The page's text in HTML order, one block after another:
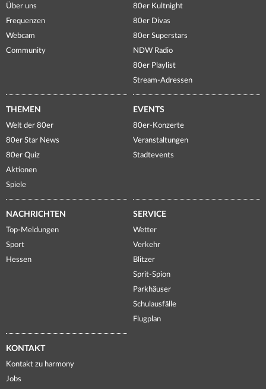
Über uns
Frequenzen
Webcam
Community
80er Kultnight
80er Divas
80er Superstars
NDW Radio
80er Playlist
Stream-Adressen
THEMEN
Welt der 80er
80er Star News
80er Quiz
Aktionen
Spiele
EVENTS
80er-Konzerte
Veranstaltungen
Stadtevents
NACHRICHTEN
Top-Meldungen
Sport
Hessen
SERVICE
Wetter
Verkehr
Blitzer
Sprit-Spion
Parkhäuser
Schulausfälle
Flugplan
KONTAKT
Kontakt zu harmony
Jobs